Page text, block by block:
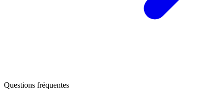
Questions fréquentes